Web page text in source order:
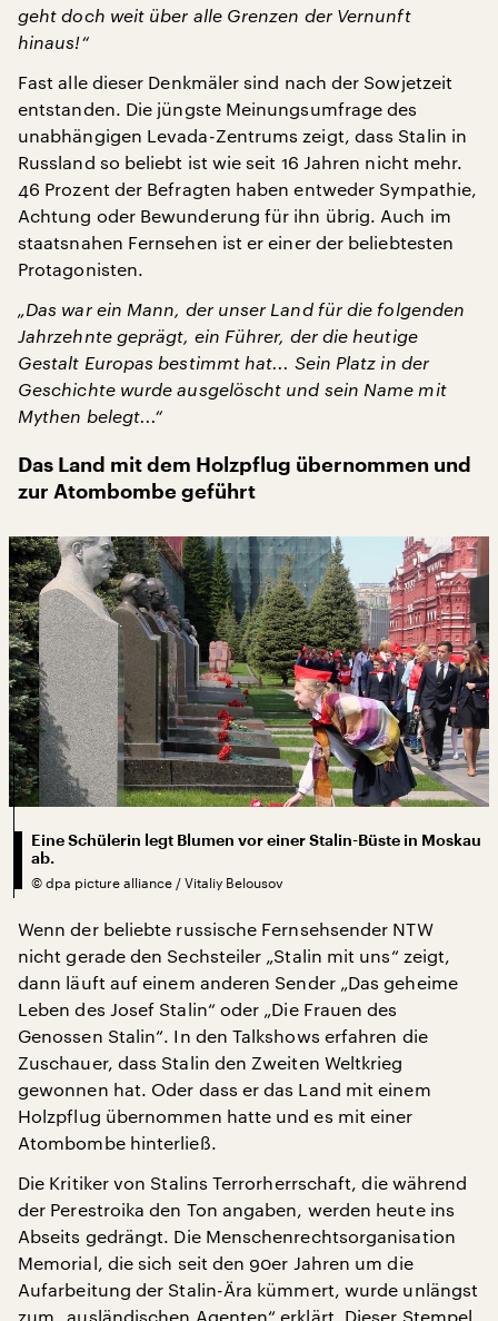
geht doch weit über alle Grenzen der Vernunft
hinaus!“
Fast alle dieser Denkmäler sind nach der Sowjetzeit
entstanden. Die jüngste Meinungsumfrage des
unabhängigen Levada-Zentrums zeigt, dass Stalin in
Russland so beliebt ist wie seit 16 Jahren nicht mehr.
46 Prozent der Befragten haben entweder Sympathie,
Achtung oder Bewunderung für ihn übrig. Auch im
staatsnahen Fernsehen ist er einer der beliebtesten
Protagonisten.
„Das war ein Mann, der unser Land für die folgenden
Jahrzehnte geprägt, ein Führer, der die heutige
Gestalt Europas bestimmt hat... Sein Platz in der
Geschichte wurde ausgelöscht und sein Name mit
Mythen belegt...“
Das Land mit dem Holzpflug übernommen und
zur Atombombe geführt
Eine Schülerin legt Blumen vor einer Stalin-Büste in Moskau
ab.
© dpa picture alliance / Vitaliy Belousov
Wenn der beliebte russische Fernsehsender NTW
nicht gerade den Sechsteiler „Stalin mit uns“ zeigt,
dann läuft auf einem anderen Sender „Das geheime
Leben des Josef Stalin“ oder „Die Frauen des
Genossen Stalin“. In den Talkshows erfahren die
Zuschauer, dass Stalin den Zweiten Weltkrieg
gewonnen hat. Oder dass er das Land mit einem
Holzpflug übernommen hatte und es mit einer
Atombombe hinterließ.
Die Kritiker von Stalins Terrorherrschaft, die während
der Perestroika den Ton angaben, werden heute ins
Abseits gedrängt. Die Menschenrechtsorganisation
Memorial, die sich seit den 90er Jahren um die
Aufarbeitung der Stalin-Ära kümmert, wurde unlängst
zum „ausländischen Agenten“ erklärt. Dieser Stempel